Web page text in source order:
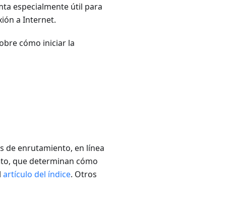
especialmente útil para
a Internet.
cómo iniciar la
de enrutamiento, en línea
que determinan cómo
artículo del índice. Otros